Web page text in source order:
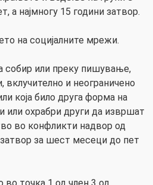
а најмногу 15 години затвор.
на социјалните мрежи.
собир или преку пишување,
вклучително и неограничено
која било друга форма на
или охрабри други да извршат
во конфликти надвор од
за шест месеци до пет
точка 1 од член 3 од